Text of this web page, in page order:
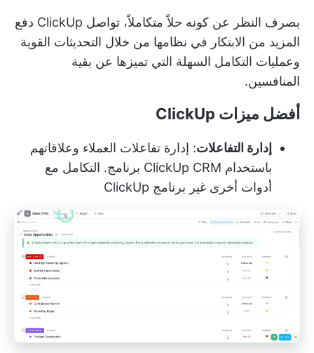
بصرف النظر عن كونه حلاً متكاملاً، تواصل ClickUp دفع
المزيد من الابتكار في نظامها من خلال التحديثات القوية
وعمليات التكامل السهلة التي تميزها عن بقية
المنافسين.
أفضل ميزات ClickUp
إدارة التفاعلات: إدارة تفاعلات العملاء وعلاقاتهم
باستخدام
برنامج. التكامل مع
أدوات أخرى غير برنامج ClickUp